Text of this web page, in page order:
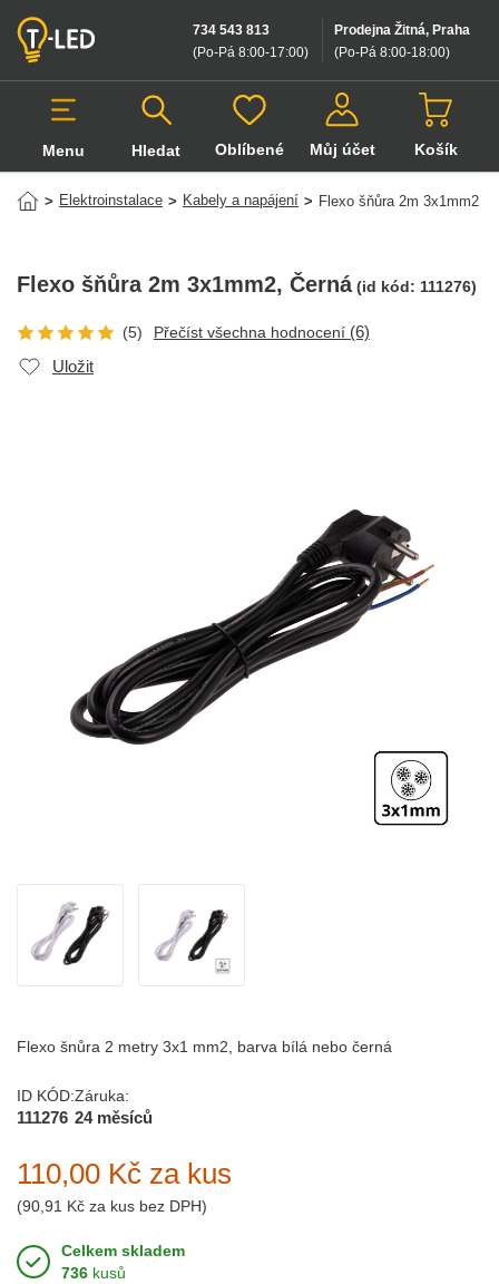
Prodejna Žitná, Praha
(Po-Pá 8:00-18:00)
734 543 813
(Po-Pá 8:00-17:00)
Menu Hledat
Hledat v produktech
Oblíbené Můj účet Košík
> Elektroinstalace > Kabely a napájení > Flexo šňůra 2m 3x1mm2
Flexo šňůra 2m 3x1mm2, Černá (id kód: 111276)
(5) Přečíst všechna hodnocení (6)
Uložit
Flexo šnůra 2 metry 3x1 mm2, barva bílá nebo černá
ID KÓD:
111276
Záruka:
24 měsíců
110,00 Kč za kus
(90,91 Kč za kus bez DPH)
Celkem skladem
736 kusů